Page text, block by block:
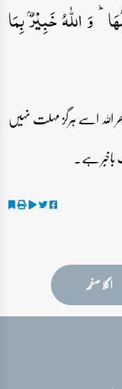
وَ اللّٰہُ خَبِیۡرٌۢ بِمَا
اللہ اسے ہرگز مہلت نہیں
باخبر ہے۔
اگلا صفحہ